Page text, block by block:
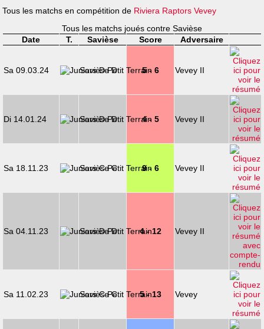
Tous les matchs en compétition de Riviera Raptors Vevey
Tous les matchs joués contre Savièse
Date
T. Savièse Score Adversaire
Sa 09.03.24 Savièse D 5 - 6 Vevey II
Di 14.01.24 Savièse D 4 - 5 Vevey II
Sa 18.11.23 Savièse C 9 - 6 Vevey II
Sa 04.11.23 Savièse D 4 - 12 Vevey II
Sa 11.02.23 Savièse C 5 - 13 Vevey